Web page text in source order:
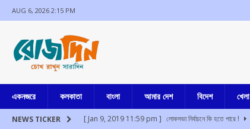
AUG 6, 2026 2:15 PM
একনজরে কলকাতা বাংলা আমার দেশ বিদেশ খেলা
NEWS TICKER [ Jan 9, 2019 11:59 pm ] লোকসভা নির্বাচনে কি হতে পারে !